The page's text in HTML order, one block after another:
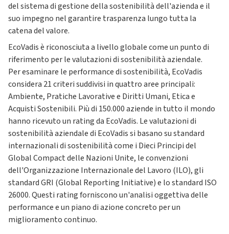
del sistema di gestione della sostenibilità dell'azienda e il
suo impegno nel garantire trasparenza lungo tutta la
catena del valore.
EcoVadis è riconosciuta a livello globale come un punto di
riferimento per le valutazioni di sostenibilità aziendale.
Per esaminare le performance di sostenibilità, EcoVadis
considera 21 criteri suddivisi in quattro aree principali:
Ambiente, Pratiche Lavorative e Diritti Umani, Etica e
Acquisti Sostenibili. Più di 150.000 aziende in tutto il mondo
hanno ricevuto un rating da EcoVadis. Le valutazioni di
sostenibilità aziendale di EcoVadis si basano su standard
internazionali di sostenibilità come i Dieci Principi del
Global Compact delle Nazioni Unite, le convenzioni
dell'Organizzazione Internazionale del Lavoro (ILO), gli
standard GRI (Global Reporting Initiative) e lo standard ISO
26000. Questi rating forniscono un'analisi oggettiva delle
performance e un piano di azione concreto per un
miglioramento continuo.